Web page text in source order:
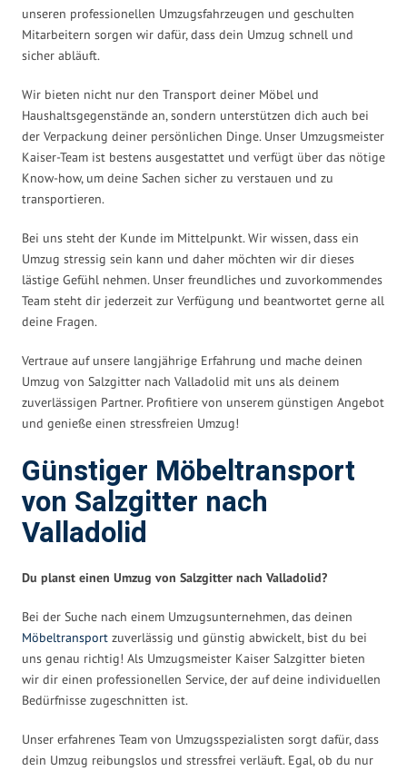
unseren professionellen Umzugsfahrzeugen und geschulten
Mitarbeitern sorgen wir dafür, dass dein Umzug schnell und
sicher abläuft.
Wir bieten nicht nur den Transport deiner Möbel und
Haushaltsgegenstände an, sondern unterstützen dich auch bei
der Verpackung deiner persönlichen Dinge. Unser Umzugsmeister
Kaiser-Team ist bestens ausgestattet und verfügt über das nötige
Know-how, um deine Sachen sicher zu verstauen und zu
transportieren.
Bei uns steht der Kunde im Mittelpunkt. Wir wissen, dass ein
Umzug stressig sein kann und daher möchten wir dir dieses
lästige Gefühl nehmen. Unser freundliches und zuvorkommendes
Team steht dir jederzeit zur Verfügung und beantwortet gerne all
deine Fragen.
Vertraue auf unsere langjährige Erfahrung und mache deinen
Umzug von Salzgitter nach Valladolid mit uns als deinem
zuverlässigen Partner. Profitiere von unserem günstigen Angebot
und genieße einen stressfreien Umzug!
Günstiger Möbeltransport
von Salzgitter nach
Valladolid
Du planst einen Umzug von Salzgitter nach Valladolid?
Bei der Suche nach einem Umzugsunternehmen, das deinen
Möbeltransport zuverlässig und günstig abwickelt, bist du bei
uns genau richtig! Als Umzugsmeister Kaiser Salzgitter bieten
wir dir einen professionellen Service, der auf deine individuellen
Bedürfnisse zugeschnitten ist.
Unser erfahrenes Team von Umzugsspezialisten sorgt dafür, dass
dein Umzug reibungslos und stressfrei verläuft. Egal, ob du nur